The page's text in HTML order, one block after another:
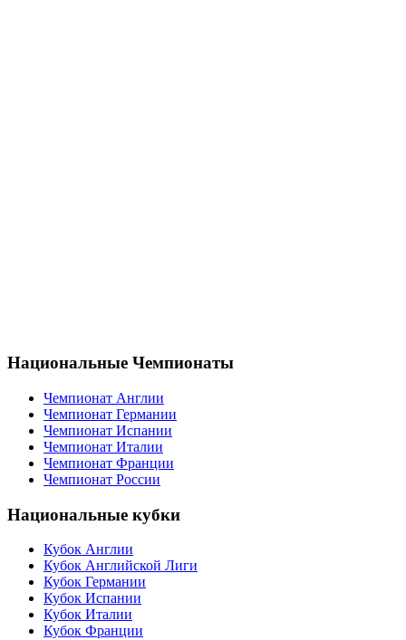
Национальные Чемпионаты
Чемпионат Англии
Чемпионат Германии
Чемпионат Испании
Чемпионат Италии
Чемпионат Франции
Чемпионат России
Национальные кубки
Кубок Англии
Кубок Английской Лиги
Кубок Германии
Кубок Испании
Кубок Италии
Кубок Франции